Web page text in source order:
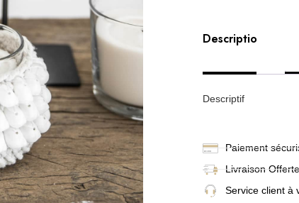
Description
Descriptif
Paiement
Livraison
Service client à